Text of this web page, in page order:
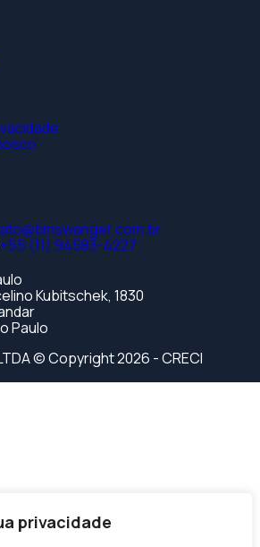
privacidade
+55 (11) 94583-4227
Kubitschek, 1830
Paulo
© Copyright 2026 - CRECI